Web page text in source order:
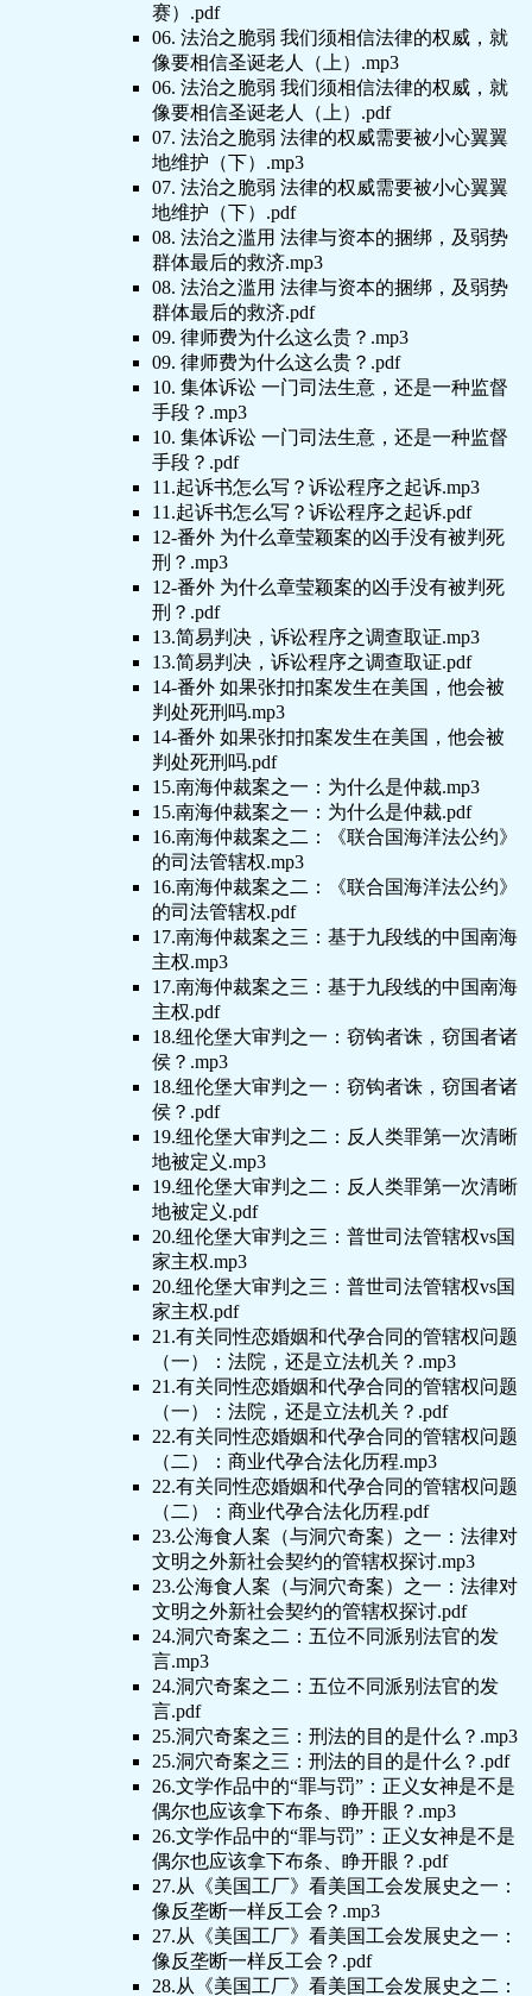
赛）.pdf
06. 法治之脆弱 我们须相信法律的权威，就
像要相信圣诞老人（上）.mp3
06. 法治之脆弱 我们须相信法律的权威，就
像要相信圣诞老人（上）.pdf
07. 法治之脆弱 法律的权威需要被小心翼翼
地维护（下）.mp3
07. 法治之脆弱 法律的权威需要被小心翼翼
地维护（下）.pdf
08. 法治之滥用 法律与资本的捆绑，及弱势
群体最后的救济.mp3
08. 法治之滥用 法律与资本的捆绑，及弱势
群体最后的救济.pdf
09. 律师费为什么这么贵？.mp3
09. 律师费为什么这么贵？.pdf
10. 集体诉讼 一门司法生意，还是一种监督
手段？.mp3
10. 集体诉讼 一门司法生意，还是一种监督
手段？.pdf
11.起诉书怎么写？诉讼程序之起诉.mp3
11.起诉书怎么写？诉讼程序之起诉.pdf
12-番外 为什么章莹颖案的凶手没有被判死
刑？.mp3
12-番外 为什么章莹颖案的凶手没有被判死
刑？.pdf
13.简易判决，诉讼程序之调查取证.mp3
13.简易判决，诉讼程序之调查取证.pdf
14-番外 如果张扣扣案发生在美国，他会被
判处死刑吗.mp3
14-番外 如果张扣扣案发生在美国，他会被
判处死刑吗.pdf
15.南海仲裁案之一：为什么是仲裁.mp3
15.南海仲裁案之一：为什么是仲裁.pdf
16.南海仲裁案之二：《联合国海洋法公约》
的司法管辖权.mp3
16.南海仲裁案之二：《联合国海洋法公约》
的司法管辖权.pdf
17.南海仲裁案之三：基于九段线的中国南海
主权.mp3
17.南海仲裁案之三：基于九段线的中国南海
主权.pdf
18.纽伦堡大审判之一：窃钩者诛，窃国者诸
侯？.mp3
18.纽伦堡大审判之一：窃钩者诛，窃国者诸
侯？.pdf
19.纽伦堡大审判之二：反人类罪第一次清晰
地被定义.mp3
19.纽伦堡大审判之二：反人类罪第一次清晰
地被定义.pdf
20.纽伦堡大审判之三：普世司法管辖权vs国
家主权.mp3
20.纽伦堡大审判之三：普世司法管辖权vs国
家主权.pdf
21.有关同性恋婚姻和代孕合同的管辖权问题
（一）：法院，还是立法机关？.mp3
21.有关同性恋婚姻和代孕合同的管辖权问题
（一）：法院，还是立法机关？.pdf
22.有关同性恋婚姻和代孕合同的管辖权问题
（二）：商业代孕合法化历程.mp3
22.有关同性恋婚姻和代孕合同的管辖权问题
（二）：商业代孕合法化历程.pdf
23.公海食人案（与洞穴奇案）之一：法律对
文明之外新社会契约的管辖权探讨.mp3
23.公海食人案（与洞穴奇案）之一：法律对
文明之外新社会契约的管辖权探讨.pdf
24.洞穴奇案之二：五位不同派别法官的发
言.mp3
24.洞穴奇案之二：五位不同派别法官的发
言.pdf
25.洞穴奇案之三：刑法的目的是什么？.mp3
25.洞穴奇案之三：刑法的目的是什么？.pdf
26.文学作品中的“罪与罚”：正义女神是不是
偶尔也应该拿下布条、睁开眼？.mp3
26.文学作品中的“罪与罚”：正义女神是不是
偶尔也应该拿下布条、睁开眼？.pdf
27.从《美国工厂》看美国工会发展史之一：
像反垄断一样反工会？.mp3
27.从《美国工厂》看美国工会发展史之一：
像反垄断一样反工会？.pdf
28.从《美国工厂》看美国工会发展史之二：